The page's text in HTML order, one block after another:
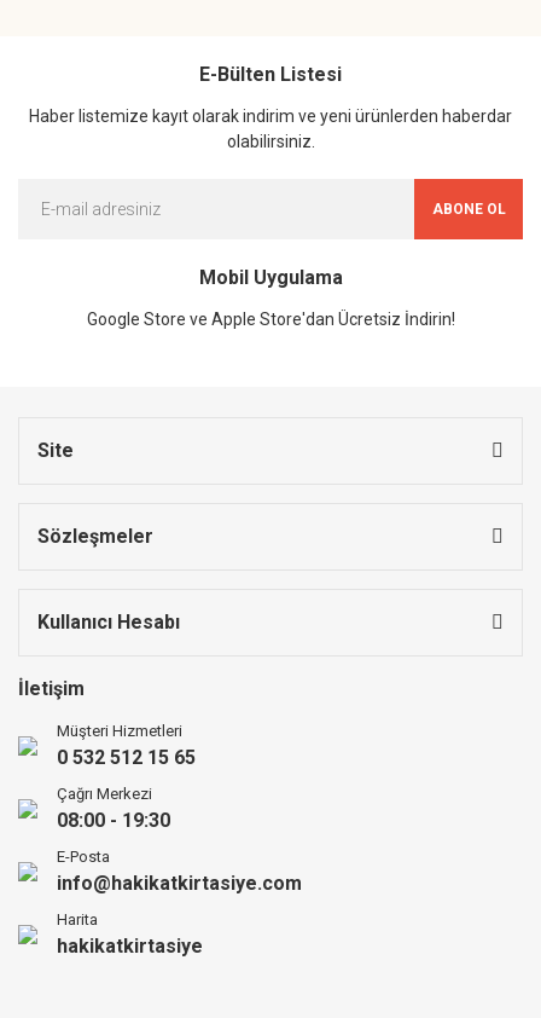
E-Bülten Listesi
Haber listemize kayıt olarak indirim ve yeni ürünlerden haberdar
olabilirsiniz.
ABONE OL
Mobil Uygulama
Google Store ve Apple Store'dan Ücretsiz İndirin!
Site
Sözleşmeler
Kullanıcı Hesabı
İletişim
Müşteri Hizmetleri
0 532 512 15 65
Çağrı Merkezi
08:00 - 19:30
E-Posta
info@hakikatkirtasiye.com
Harita
hakikatkirtasiye